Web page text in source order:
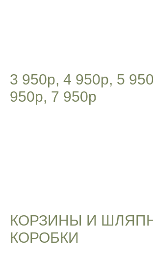
3 950р, 4 950р, 5
950р, 7 950р
КОРЗИНЫ И
КОРОБКИ